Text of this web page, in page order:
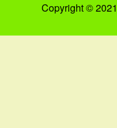
Copyright ©